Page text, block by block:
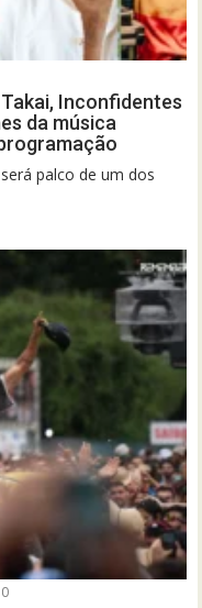
Inconfidentes
da música
palco de um dos
0